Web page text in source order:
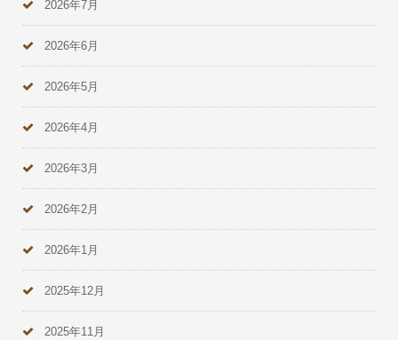
2026年7月
2026年6月
2026年5月
2026年4月
2026年3月
2026年2月
2026年1月
2025年12月
2025年11月